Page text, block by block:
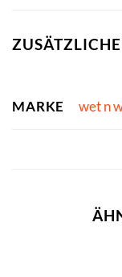
MARKE wet n